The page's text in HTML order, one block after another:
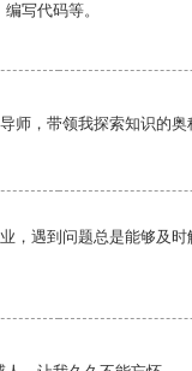
写代码等。
师，带领我探索知识的奥
，遇到问题总是能够及